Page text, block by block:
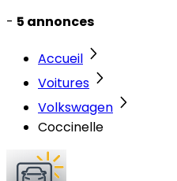
- 5 annonces
Accueil
Voitures
Volkswagen
Coccinelle